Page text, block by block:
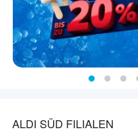
ALDI SÜD FILIALEN